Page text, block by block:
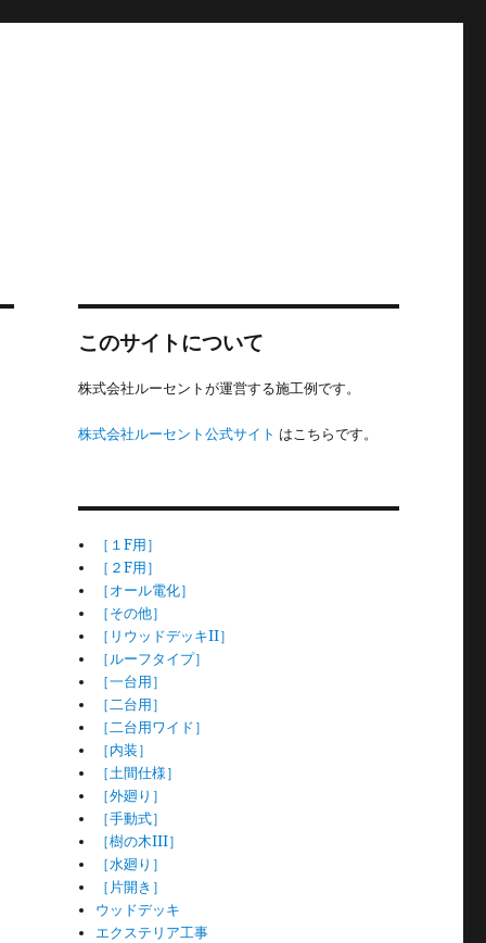
このサイトについて
株式会社ルーセントが運営する施工例です。
株式会社ルーセント公式サイト はこちらです。
［１F用］
［２F用］
［オール電化］
［その他］
［リウッドデッキII］
［ルーフタイプ］
［一台用］
［二台用］
［二台用ワイド］
［内装］
［土間仕様］
［外廻り］
［手動式］
［樹の木III］
［水廻り］
［片開き］
ウッドデッキ
エクステリア工事